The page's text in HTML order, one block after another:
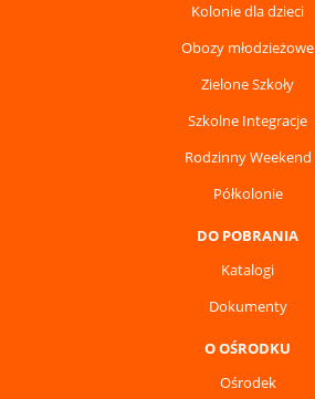
Kolonie dla dzieci
Obozy młodzieżowe
Zielone Szkoły
Szkolne Integracje
Rodzinny Weekend
Półkolonie
DO POBRANIA
Katalogi
Dokumenty
O OŚRODKU
Ośrodek